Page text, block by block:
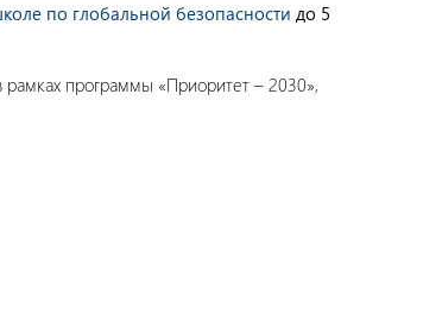
по глобальной безопасности до 5
программы «Приоритет – 2030»,